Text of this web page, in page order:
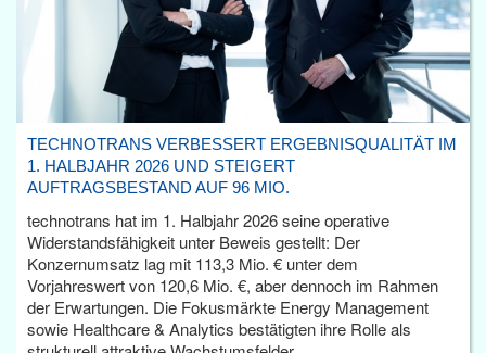
TECHNOTRANS VERBESSERT ERGEBNISQUALITÄT IM
1. HALBJAHR 2026 UND STEIGERT
AUFTRAGSBESTAND AUF 96 MIO.
technotrans hat im 1. Halbjahr 2026 seine operative
Widerstandsfähigkeit unter Beweis gestellt: Der
Konzernumsatz lag mit 113,3 Mio. € unter dem
Vorjahreswert von 120,6 Mio. €, aber dennoch im Rahmen
der Erwartungen. Die Fokusmärkte Energy Management
sowie Healthcare & Analytics bestätigten ihre Rolle als